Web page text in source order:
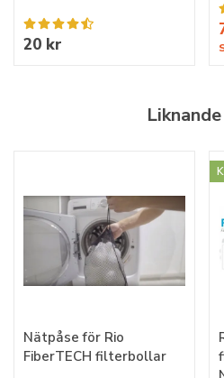
20 kr
Nätpåse för Rio
FiberTECH filterbollar